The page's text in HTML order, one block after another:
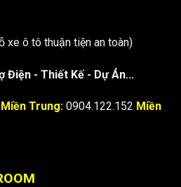
xe ô tô thuận tiện an toàn)
Điện - Thiết Kế - Dự Án...
Miền Trung: 0904.122.152 Miền